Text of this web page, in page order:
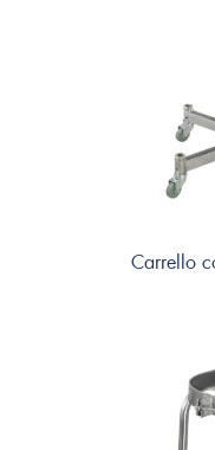
Carrello